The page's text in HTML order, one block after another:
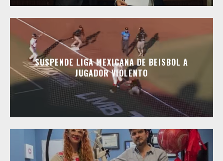
SUSPENDE LIGA MEXICANA DE BEISBOL A
JUGADOR VIOLENTO